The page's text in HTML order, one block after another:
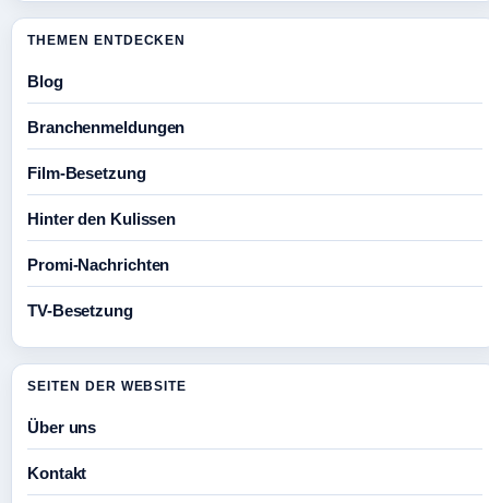
THEMEN ENTDECKEN
Blog
Branchenmeldungen
Film-Besetzung
Hinter den Kulissen
Promi-Nachrichten
TV-Besetzung
SEITEN DER WEBSITE
Über uns
Kontakt